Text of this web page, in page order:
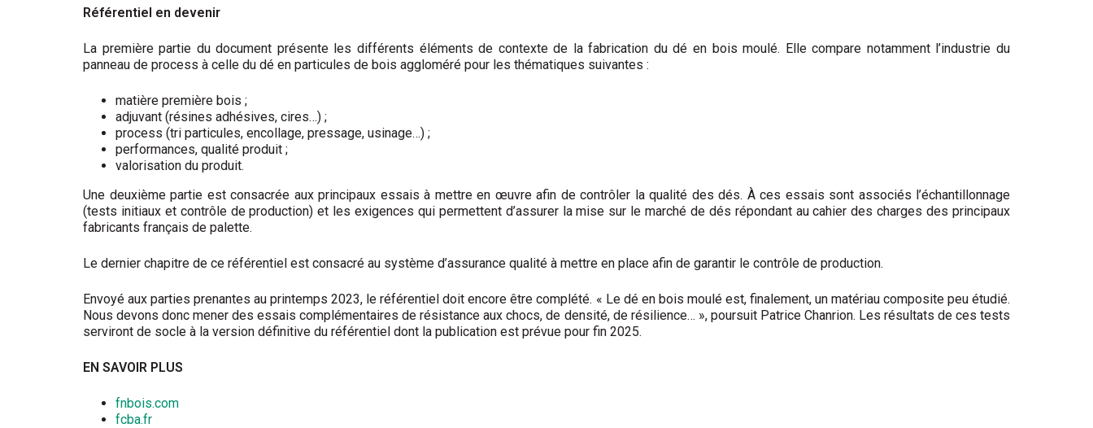
Référentiel en devenir
La première partie du document présente les différents éléments de contexte de la fabrication du dé en bois moulé. Elle compare notamment l’industrie du
panneau de process à celle du dé en particules de bois aggloméré pour les thématiques suivantes :
matière première bois ;
adjuvant (résines adhésives, cires…) ;
process (tri particules, encollage, pressage, usinage…) ;
performances, qualité produit ;
valorisation du produit.
Une deuxième partie est consacrée aux principaux essais à mettre en œuvre afin de contrôler la qualité des dés. À ces essais sont associés l’échantillonnage
(tests initiaux et contrôle de production) et les exigences qui permettent d’assurer la mise sur le marché de dés répondant au cahier des charges des principaux
fabricants français de palette.
Le dernier chapitre de ce référentiel est consacré au système d’assurance qualité à mettre en place afin de garantir le contrôle de production.
Envoyé aux parties prenantes au printemps 2023, le référentiel doit encore être complété. « Le dé en bois moulé est, finalement, un matériau compo­site peu étudié.
Nous devons donc mener des essais complémentaires de résistance aux chocs, de densité, de résilience… », poursuit Patrice Chanrion. Les résultats de ces tests
serviront de socle à la version définitive du référentiel dont la publi­cation est prévue pour fin 2025.
EN SAVOIR PLUS
fnbois.com
fcba.fr